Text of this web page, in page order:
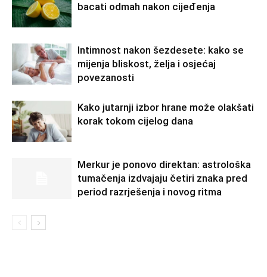
bacati odmah nakon cijeđenja
Intimnost nakon šezdesete: kako se
mijenja bliskost, želja i osjećaj
povezanosti
Kako jutarnji izbor hrane može olakšati
korak tokom cijelog dana
Merkur je ponovo direktan: astrološka
tumačenja izdvajaju četiri znaka pred
period razrješenja i novog ritma